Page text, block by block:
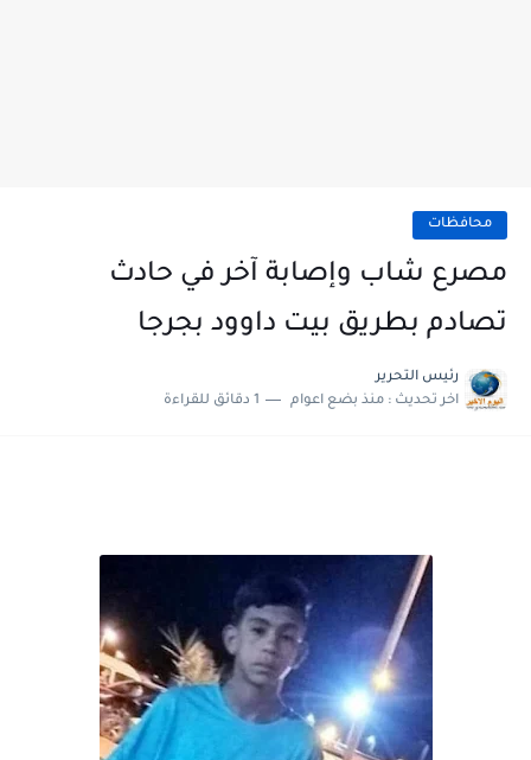
محافظات
مصرع شاب وإصابة آخر في حادث
تصادم بطريق بيت داوود بجرجا
رئيس التحرير
اخر تحديث : منذ بضع اعوام 1 دقائق للقراءة